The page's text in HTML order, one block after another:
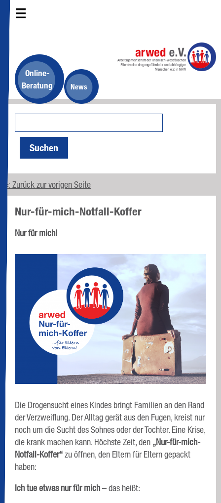
Online-
Beratung
News
Suchen
< Zurück zur vorigen Seite
Nur-für-mich-Notfall-Koffer
Nur für mich!
Die Drogensucht eines Kindes bringt Familien an den Rand
der Verzweiflung. Der Alltag gerät aus den Fugen, kreist nur
noch um die Sucht des Sohnes oder der Tochter. Eine Krise,
die krank machen kann. Höchste Zeit, den „Nur-für-mich-
Notfall-Koffer“zu öffnen, den Eltern für Eltern gepackt
haben:
Ich tue etwas nur für mich– das heißt: